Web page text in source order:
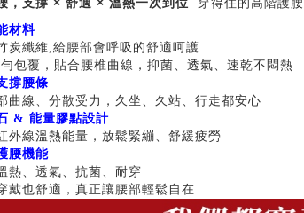
材料
炭纖維,給腰部會呼吸的舒適呵護
包覆，貼合腰椎曲線，抑菌、透氣、速乾不悶熱
撐腰條
曲線、分散受力，久坐、久站、行走都安心
& 能量膠點設計
外線溫熱能量，放鬆緊繃、舒緩疲勞
腰機能
熱、透氣、抗菌、耐穿
戴也舒適，真正讓腰部輕鬆自在